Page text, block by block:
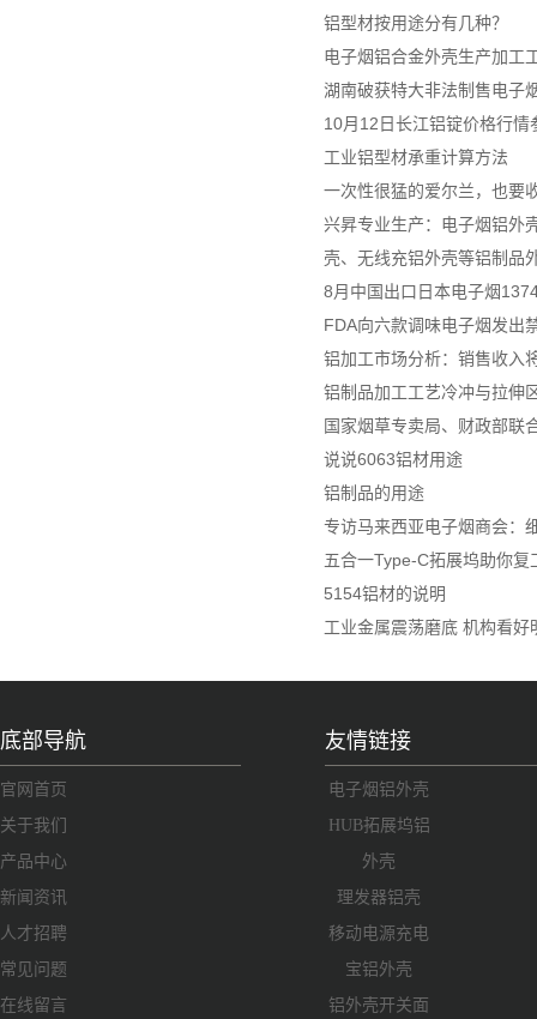
铝型材按用途分有几种？
电子烟铝合金外壳生产加工
湖南破获特大非法制售电子
10月12日长江铝锭价格行情
工业铝型材承重计算方法
一次性很猛的爱尔兰，也要
兴昇专业生产：电子烟铝外
壳、无线充铝外壳等铝制品
8月中国出口日本电子烟
FDA向六款调味电子烟发出
铝加工市场分析：销售收入
铝制品加工工艺冷冲与拉伸
国家烟草专卖局、财政部联
说说6063铝材用途
铝制品的用途
专访马来西亚电子烟商会：
五合一Type-C拓展坞助你
5154铝材的说明
工业金属震荡磨底 机构看
底部导航
官网首页
关于我们
产品中心
新闻资讯
人才招聘
常见问题
在线留言
友情链接
电子烟铝外壳
HUB拓展坞铝
外壳
理发器铝壳
移动电源充电
宝铝外壳
铝外壳开关面